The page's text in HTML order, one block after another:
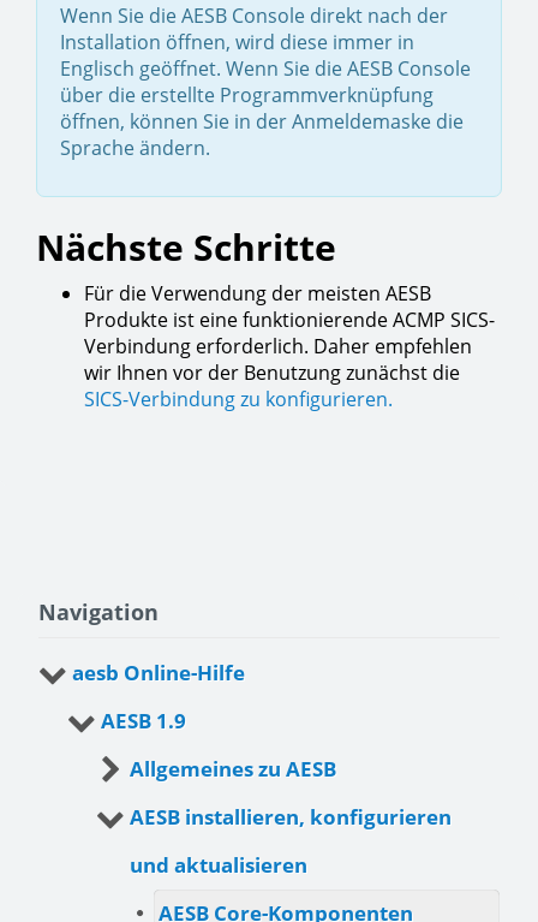
Wenn Sie die AESB Console direkt nach der
Installation öffnen, wird diese immer in
Englisch geöffnet. Wenn Sie die AESB Console
über die erstellte Programmverknüpfung
öffnen, können Sie in der Anmeldemaske die
Sprache ändern.
Nächste Schritte
Für die Verwendung der meisten AESB
Produkte ist eine funktionierende ACMP SICS-
Verbindung erforderlich. Daher empfehlen
wir Ihnen vor der Benutzung zunächst die
SICS-Verbindung zu konfigurieren.
Navigation
aesb Online-Hilfe
AESB 1.9
Allgemeines zu AESB
AESB installieren, konfigurieren
und aktualisieren
AESB Core-Komponenten